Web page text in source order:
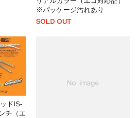
※パッケージ汚れあり
SOLD OUT
ドIS-
チ（エ